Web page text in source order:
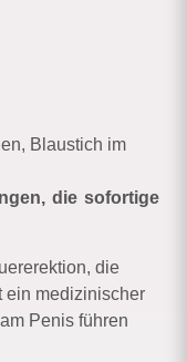
Blaustich im
die sofortige
die
ein medizinischer
Penis führen